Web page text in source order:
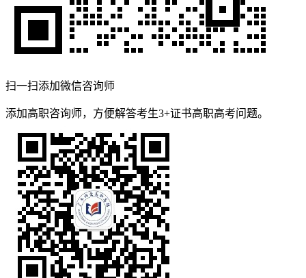
扫一扫添加微信咨询师
添加高职咨询师，方便解答考生3+证书高职高考问题。